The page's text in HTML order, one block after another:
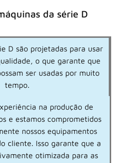
da série D
D são projetadas para usar
o que garante que
ser usadas por muito
tempo.
na produção de
e estamos comprometidos
nossos equipamentos
cliente. Isso garante que a
otimizada para as